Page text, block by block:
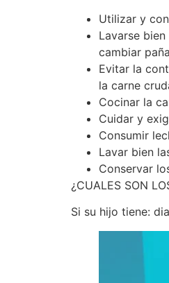
Utilizar y
Lavarse
cambiar
Evitar la
la carne
Cocinar la
Cuidar y
Consumir
Lavar bien
Conservar
¿CUALES SON
Si su hijo tiene: